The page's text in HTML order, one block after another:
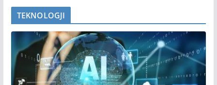
TEKNOLOGJI